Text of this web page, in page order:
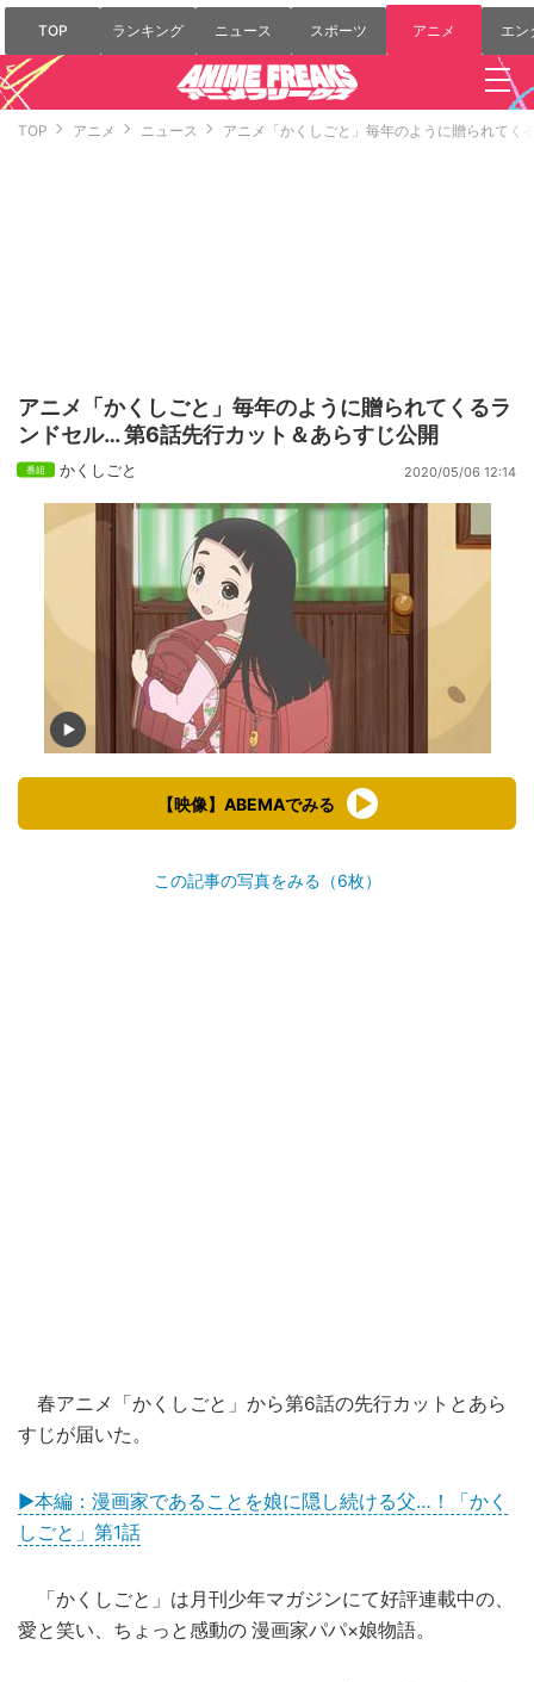
TOP ランキング ニュース スポーツ アニメ エン
TOP アニメ ニュース アニメ「かくしごと」毎年のように贈られて
アニメ「かくしごと」毎年のように贈られてくるラ
ンドセル… 第6話先行カット＆あらすじ公開
かくしごと 2020/05/06 12:14
【映像】ABEMAでみる
この記事の写真をみる（6枚）
春アニメ「かくしごと」から第6話の先行カットとあら
すじが届いた。
▶本編：漫画家であることを娘に隠し続ける父…！「かく
しごと」第1話
「かくしごと」は月刊少年マガジンにて好評連載中の、
愛と笑い、ちょっと感動の 漫画家パパ×娘物語。